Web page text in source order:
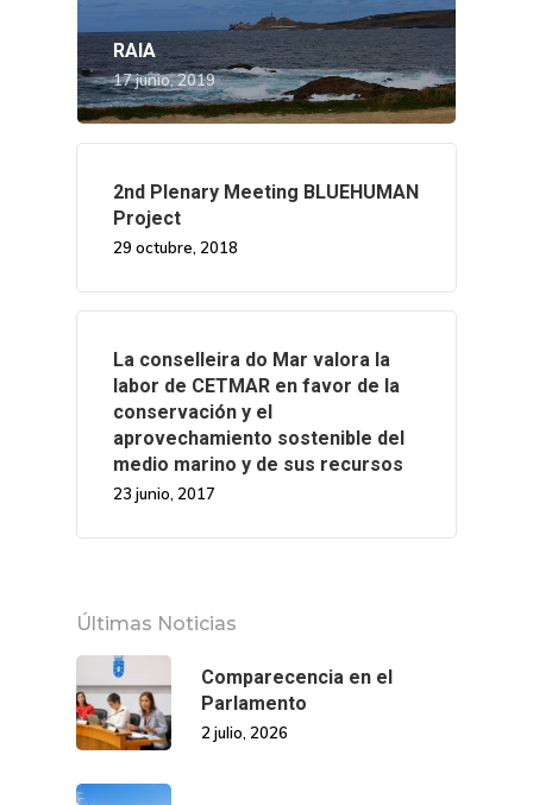
RAIA
17 junio, 2019
2nd Plenary Meeting BLUEHUMAN
Project
29 octubre, 2018
La conselleira do Mar valora la
labor de CETMAR en favor de la
conservación y el
aprovechamiento sostenible del
medio marino y de sus recursos
23 junio, 2017
Últimas Noticias
Comparecencia en el
Parlamento
2 julio, 2026